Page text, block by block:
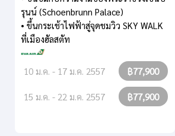
รุนน์ (Schoenbrunn Palace)
• ขึ้นกระเช้าไฟฟ้าสู่จุดชมวิว SKY WALK
ที่เมืองฮัลสตัท
10 ม.ค. - 17 ม.ค. 2557 ฿77,900
15 ม.ค. - 22 ม.ค. 2557 ฿77,900